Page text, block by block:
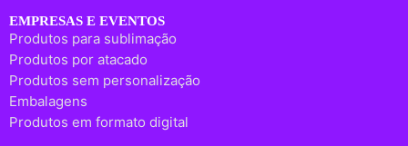
EMPRESAS E EVENTOS
Produtos para sublimação
Produtos por atacado
Produtos sem personalização
Embalagens
Produtos em formato digital